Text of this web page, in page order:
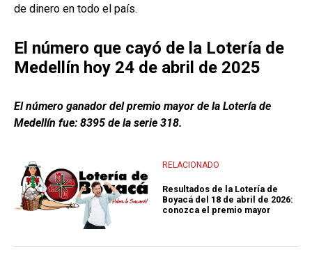
de dinero en todo el país.
El número que cayó de la Lotería de
Medellín hoy 24 de abril de 2025
El número ganador del premio mayor de la Lotería de
Medellín fue: 8395 de la serie 318.
RELACIONADO
Resultados de la Lotería de
Boyacá del 18 de abril de 2026:
conozca el premio mayor